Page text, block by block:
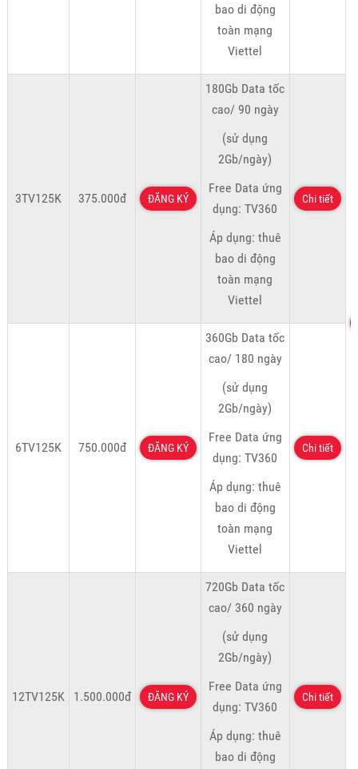
bao di động
toàn mạng
Viettel
3TV125K 375.000đ ĐĂNG KÝ
180Gb Data tốc
cao/ 90 ngày
(sử dụng
2Gb/ngày)
Free Data ứng
dụng: TV360
Áp dụng: thuê
bao di động
toàn mạng
Viettel
Chi tiết
6TV125K 750.000đ ĐĂNG KÝ
360Gb Data tốc
cao/ 180 ngày
(sử dụng
2Gb/ngày)
Free Data ứng
dụng: TV360
Áp dụng: thuê
bao di động
toàn mạng
Viettel
Chi tiết
12TV125K 1.500.000đ ĐĂNG KÝ
720Gb Data tốc
cao/ 360 ngày
(sử dụng
2Gb/ngày)
Free Data ứng
dụng: TV360
Áp dụng: thuê
bao di động
Chi tiết